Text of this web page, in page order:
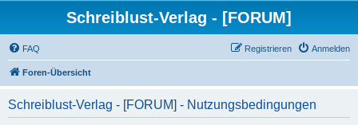
Schreiblust-Verlag - [FORUM]
FAQ Anmelden
Registrieren
Foren-Übersicht
Schreiblust-Verlag - [FORUM] - Nutzungsbedingungen